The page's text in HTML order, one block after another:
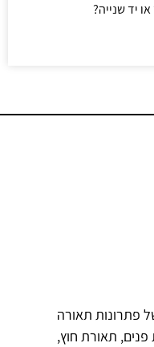
יד שנייה?
פתרונות תאורה
פנים, תאורת חוץ,